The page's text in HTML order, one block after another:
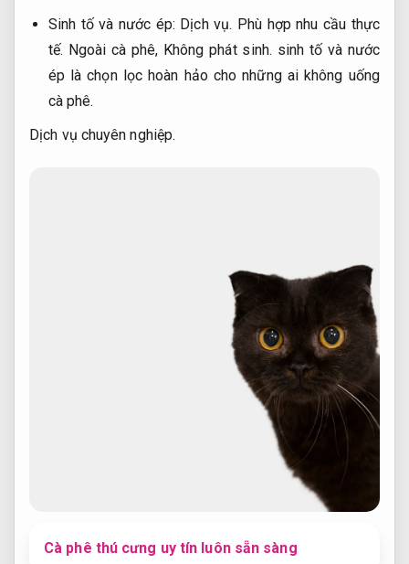
Sinh tố và nước ép: Dịch vụ. Phù hợp nhu cầu thực
tế. Ngoài cà phê, Không phát sinh. sinh tố và nước
ép là chọn lọc hoàn hảo cho những ai không uống
cà phê.
Dịch vụ chuyên nghiệp.
Cà phê thú cưng uy tín luôn sẵn sàng